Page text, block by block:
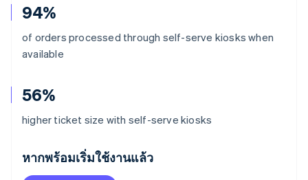
94%
of orders processed through self-serve kiosks when
available
56%
higher ticket size with self-serve kiosks
หากพร้อมเริ่มใช้งานแล้ว
เขตบริหารพิเศษฮ่องกง ประเทศจีน
English简体中文